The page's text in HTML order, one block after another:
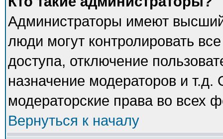
Администраторы имеют
люди могут контролировать
доступа, отключение
назначение модераторов и
модераторские права во всех
Вернуться к началу